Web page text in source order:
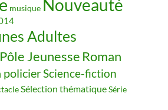
musique Nouveauté
Adultes
Pôle Jeunesse Roman
policierScience-fiction
Sélection thématiqueSérie